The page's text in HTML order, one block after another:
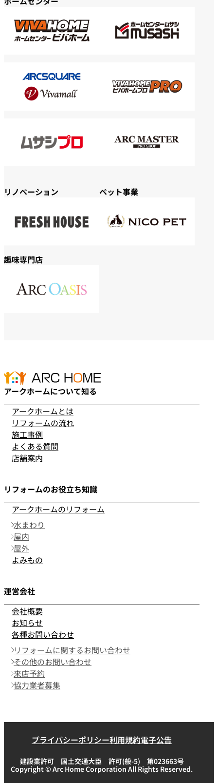
リノベーション ペット事業
趣味専門店
アークホームについて知る
アークホームとは
リフォームの流れ
施工事例
よくある質問
店舗案内
リフォームのお役立ち知識
アークホームのリフォーム
水まわり
屋内
屋外
よみもの
運営会社
会社概要
お知らせ
各種お問い合わせ
リフォームに関するお問い合わせ
その他のお問い合わせ
来店予約
協力業者募集
プライバシーポリシー利用規約電子公告
建設業許可 国土交通大臣 許可(般-5) 第023663号
Copyright © Arc Home Corporation All Rights Reserved.